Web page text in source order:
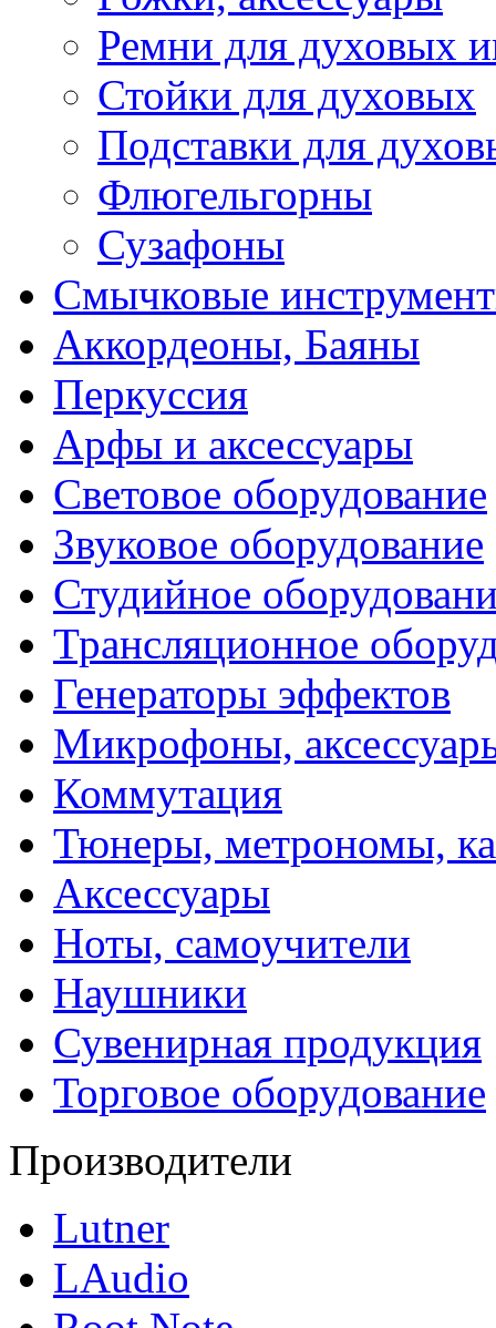
Ремни для духовых
Стойки для духовых
Подставки для
Флюгельгорны
Сузафоны
Смычковые
Аккордеоны, Баяны
Перкуссия
Арфы и аксессуары
Световое оборудование
Звуковое оборудование
Студийное
Трансляционное
Генераторы эффектов
Микрофоны,
Коммутация
Тюнеры, метрономы,
Аксессуары
Ноты, самоучители
Наушники
Сувенирная продукция
Торговое оборудование
Производители
Lutner
LAudio